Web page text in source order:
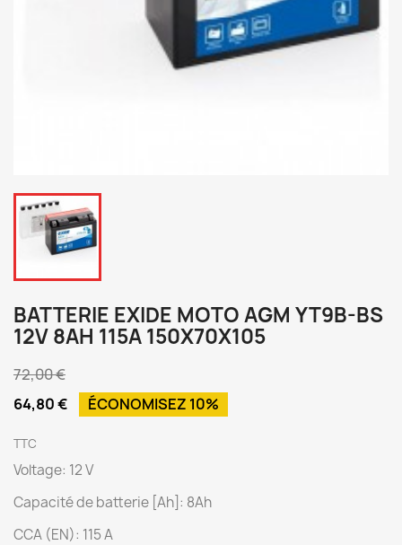
BATTERIE EXIDE MOTO AGM YT9B-BS
12V 8AH 115A 150X70X105
72,00 €
64,80 €
ÉCONOMISEZ 10%
TTC
Voltage: 12 V
Capacité de batterie [Ah]: 8Ah
CCA (EN): 115 A